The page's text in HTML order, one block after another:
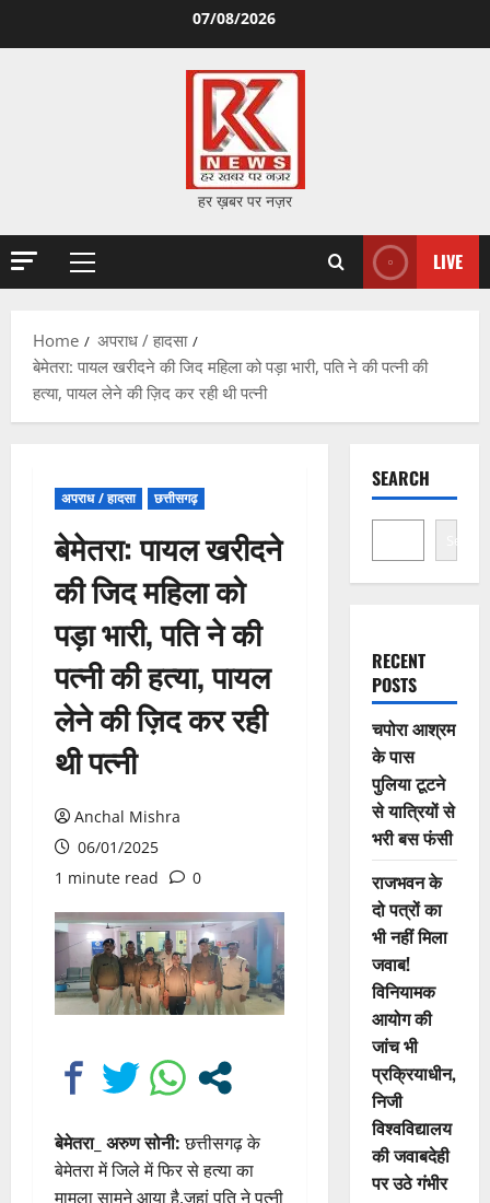
07/08/2026
हर ख़बर पर नज़र
Primary
LIVE
Home
अपराध / हादसा
बेमेतरा: पायल खरीदने की जिद महिला को पड़ा भारी, पति ने की पत्नी की
हत्या, पायल लेने की ज़िद कर रही थी पत्नी
अपराध / हादसा छत्तीसगढ़
बेमेतरा: पायल खरीदने
की जिद महिला को
पड़ा भारी, पति ने की
पत्नी की हत्या, पायल
लेने की ज़िद कर रही
थी पत्नी
Anchal Mishra
06/01/2025
1 minute read
0
बेमेतरा_ अरुण सोनी:छत्तीसगढ़ के
बेमेतरा में जिले में फिर से हत्या का
मामला सामने आया है,जहां पति ने पत्नी
SEARCH
Search
RECENT
POSTS
चपोरा आश्रम
के पास
पुलिया टूटने
से यात्रियों से
भरी बस फंसी
राजभवन के
दो पत्रों का
भी नहीं मिला
जवाब!
विनियामक
आयोग की
जांच भी
प्रक्रियाधीन,
निजी
विश्वविद्यालय
की जवाबदेही
पर उठे गंभीर